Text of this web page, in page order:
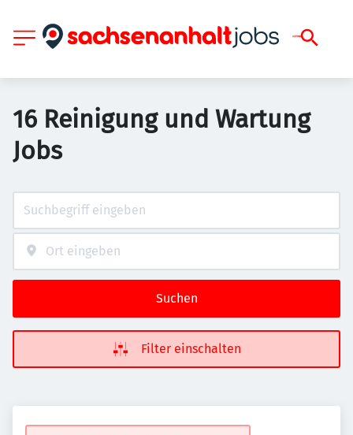
16 Reinigung und Wartung
Jobs
Suchen
Filter einschalten